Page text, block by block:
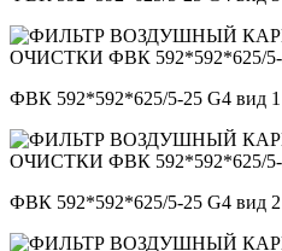
ФВК 592*592*625/5-25 G4 вид 1
ФВК 592*592*625/5-25 G4 вид 2